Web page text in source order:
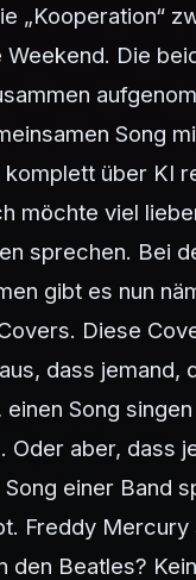
„Kooperation“
Weekend. Die
Song
über KI
möchte viel
sprechen. Bei
gibt es nun
Diese
dass jemand,
Song
Oder aber, dass
einer Band
Freddy Mercury
den Beatles?